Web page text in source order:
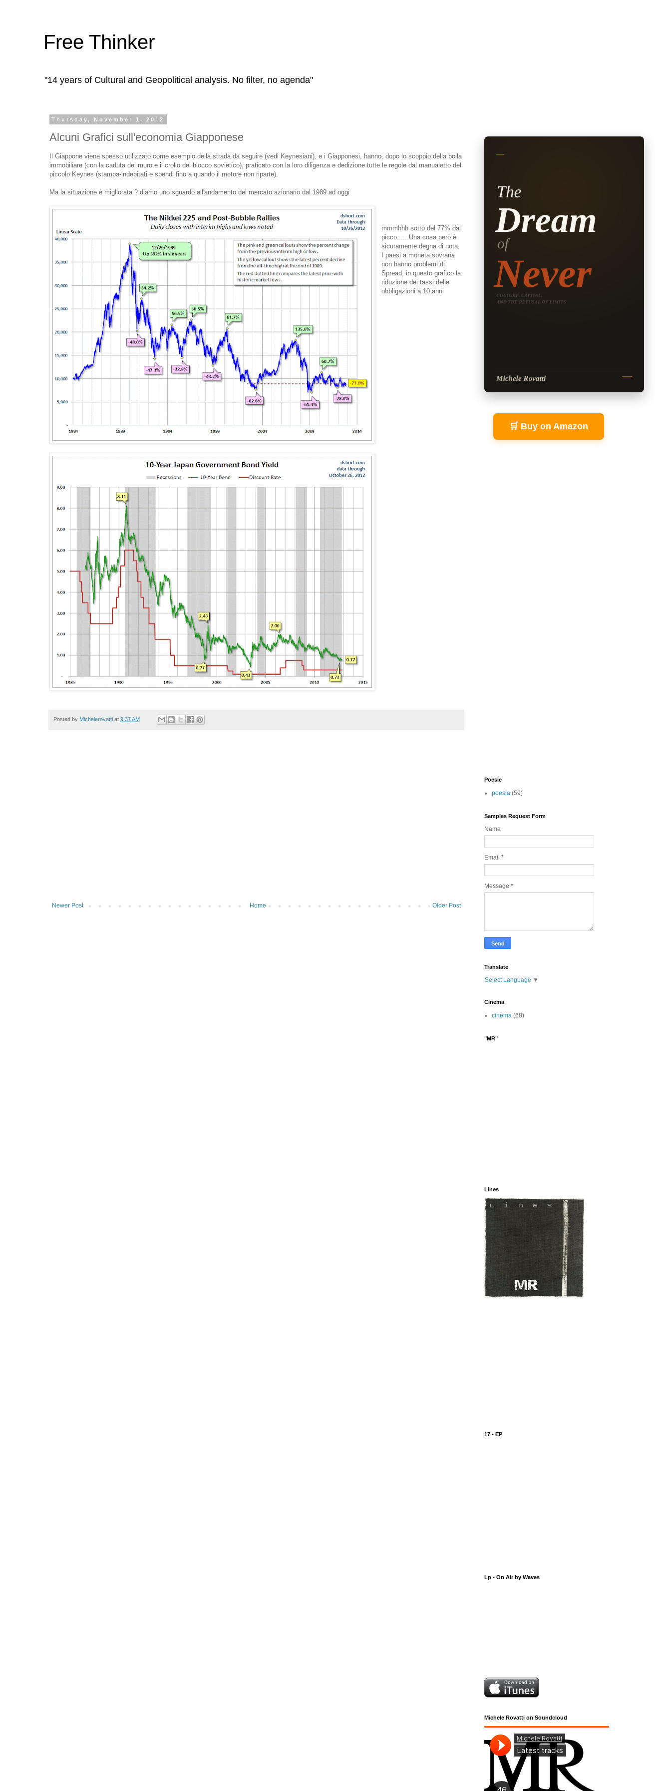
Free Thinker
"14 years of Cultural and Geopolitical analysis. No filter, no agenda"
Thursday, November 1, 2012
Alcuni Grafici sull'economia Giapponese
Il Giappone viene spesso utilizzato come esempio della strada da seguire (vedi Keynesiani), e i Giapponesi, hanno, dopo lo scoppio della bolla
immobiliare (con la caduta del muro e il crollo del blocco sovietico), praticato con la loro diligenza e dedizione tutte le regole dal manualetto del
piccolo Keynes (stampa-indebitati e spendi fino a quando il motore non riparte).
Ma la situazione è migliorata ? diamo uno sguardo all'andamento del mercato azionario dal 1989 ad oggi
mmmhhh sotto del 77% dal
picco..... Una cosa però è
sicuramente degna di nota,
I paesi a moneta sovrana
non hanno problemi di
Spread, in questo grafico la
riduzione dei tassi delle
obbligazioni a 10 anni
Posted by Michelerovatti at 9:37 AM
Newer Post Older Post
Home
🛒 Buy on Amazon
Poesie
poesia (59)
Samples Request Form
Name
Email *
Message *
Translate
Select Language ▼
Cinema
cinema (68)
"MR"
Lines
17 - EP
Lp - On Air by Waves
Michele Rovatti on Soundcloud